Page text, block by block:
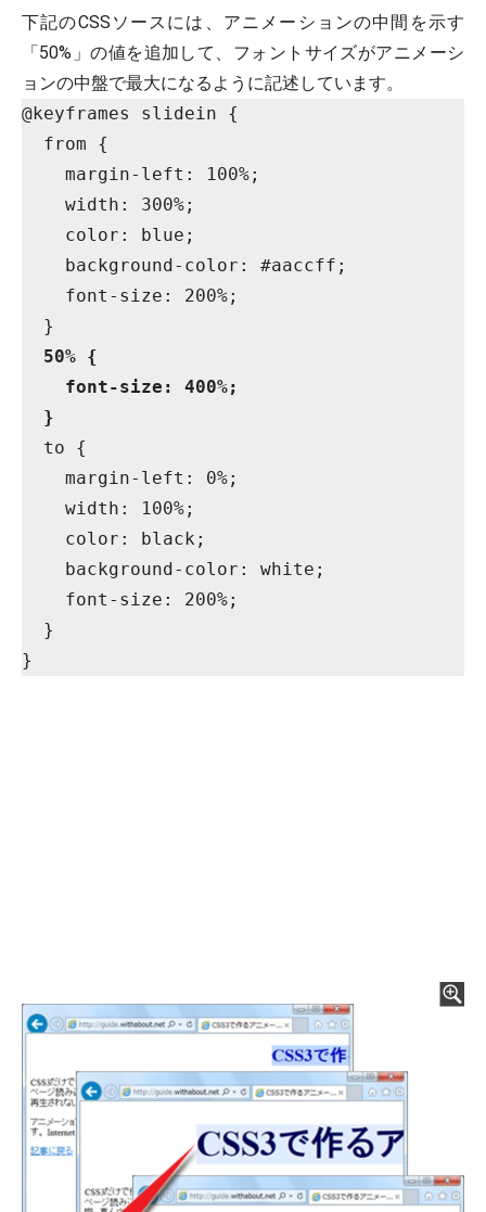
下記のCSSソースには、アニメーションの中間を示す
「50%」の値を追加して、フォントサイズがアニメーシ
ョンの中盤で最大になるように記述しています。
@keyframes slidein {
  from {
    margin-left: 100%;
    width: 300%;
    color: blue;
    background-color: #aaccff;
    font-size: 200%;
  }
50% {
font-size: 400%;
}
  to {
    margin-left: 0%;
    width: 100%;
    color: black;
    background-color: white;
    font-size: 200%;
  }